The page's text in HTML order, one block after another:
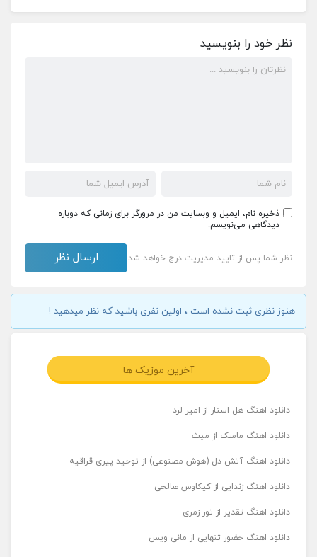
نظر خود را بنویسید
ذخیره نام، ایمیل و وبسایت من در مرورگر برای زمانی که دوباره
دیدگاهی می‌نویسم.
نظر شما پس از تایید مدیریت درج خواهد شد
هنوز نظری ثبت نشده است ، اولین نفری باشید که نظر میدهید !
آخرین موزیک ها
دانلود اهنگ هل استار از امیر لرد
دانلود اهنگ ماسک از میث
دانلود اهنگ آتش دل (هوش مصنوعی) از توحید پیری قراقیه
دانلود اهنگ زندایی از کیکاوس صالحی
دانلود اهنگ تقدیر از تور زمری
دانلود اهنگ حضور تنهایی از مانی ویس